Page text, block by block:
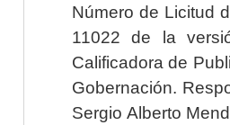
Número de Licitud
11022 de la
Calificadora de
Gobernación.
Sergio Alberto